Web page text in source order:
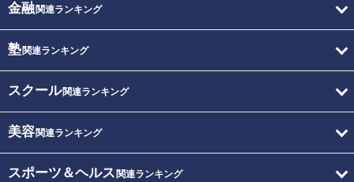
金融関連ランキング
塾関連ランキング
スクール関連ランキング
美容関連ランキング
スポーツ＆ヘルス 関連ランキング